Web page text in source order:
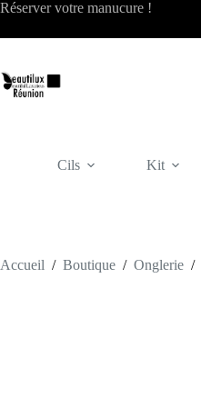
Passer
contenu
Réserver votre manucure !
Cils Kit
Accueil / Boutique / Onglerie /